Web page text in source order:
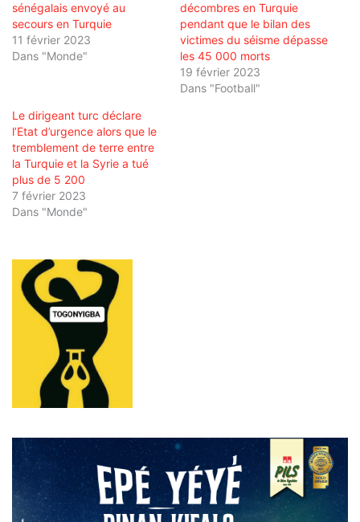
sénégalais envoyé au
secours en Turquie
11 février 2023
Dans "Monde"
décombres en Turquie
pendant que le bilan des
victimes du séisme dépasse
les 45 000 morts
19 février 2023
Dans "Football"
Le dirigeant turc déclare
l’Etat d’urgence alors que le
tremblement de terre entre
la Turquie et la Syrie a tué
plus de 5 200
7 février 2023
Dans "Monde"